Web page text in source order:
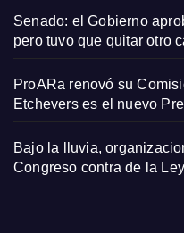
Senado: el Gobierno
pero tuvo que quitar otro
ProARa renovó su
Etchevers es el nuevo
Bajo la lluvia,
Congreso contra de la